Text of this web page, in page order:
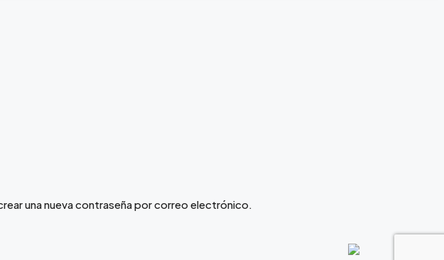
una nueva contraseña por correo electrónico.